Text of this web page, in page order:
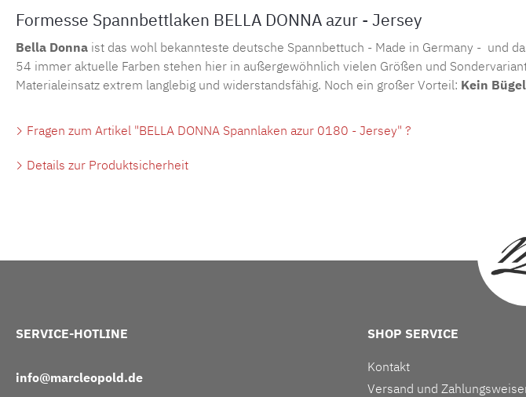
Formesse Spannbettlaken BELLA DONNA azur - Jersey
Bella Donna ist das wohl bekannteste deutsche Spannbettuch - Made in Germany - und
54 immer aktuelle Farben stehen hier in außergewöhnlich vielen Größen und
Materialeinsatz extrem langlebig und widerstandsfähig. Noch ein großer Vorteil: Kein
Fragen zum Artikel "BELLA DONNA Spannlaken azur 0180 - Jersey" ?
Details zur Produktsicherheit
SERVICE-HOTLINE
info@marcleopold.de
SHOP SERVICE
Kontakt
Versand und